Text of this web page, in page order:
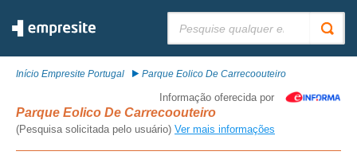
Início Empresite Portugal Parque Eolico De Carrecoouteiro
Informação oferecida por
Parque Eolico De Carrecoouteiro
(Pesquisa solicitada pelo usuário) Ver mais informações